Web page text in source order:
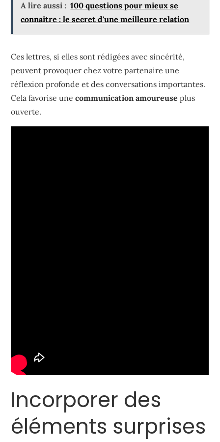
A lire aussi : 100 questions pour mieux se
connaître : le secret d'une meilleure relation
Ces lettres, si elles sont rédigées avec sincérité,
peuvent provoquer chez votre partenaire une
réflexion profonde et des conversations importantes.
Cela favorise unecommunication amoureuse plus
ouverte.
Incorporer des
éléments surprises